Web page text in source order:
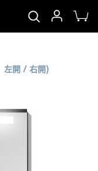
左開 / 右開)